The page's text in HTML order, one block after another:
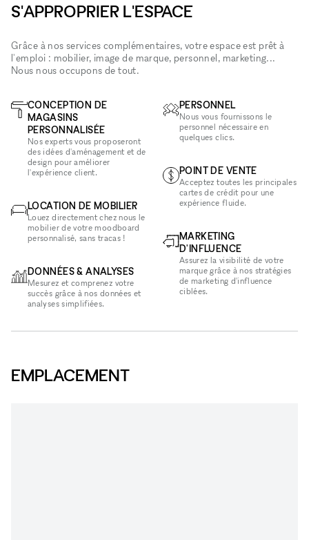
S'APPROPRIER L'ESPACE
Grâce à nos services complémentaires, votre espace est prêt à
l'emploi : mobilier, image de marque, personnel, marketing...
Nous nous occupons de tout.
CONCEPTION DE
MAGASINS
PERSONNALISÉE
Nos experts vous proposeront
des idées d'aménagement et de
design pour améliorer
l'expérience client.
LOCATION DE MOBILIER
Louez directement chez nous le
mobilier de votre moodboard
personnalisé, sans tracas !
DONNÉES & ANALYSES
Mesurez et comprenez votre
succès grâce à nos données et
analyses simplifiées.
PERSONNEL
Nous vous fournissons le
personnel nécessaire en
quelques clics.
POINT DE VENTE
Acceptez toutes les principales
cartes de crédit pour une
expérience fluide.
MARKETING
D'INFLUENCE
Assurez la visibilité de votre
marque grâce à nos stratégies
de marketing d'influence
ciblées.
EMPLACEMENT